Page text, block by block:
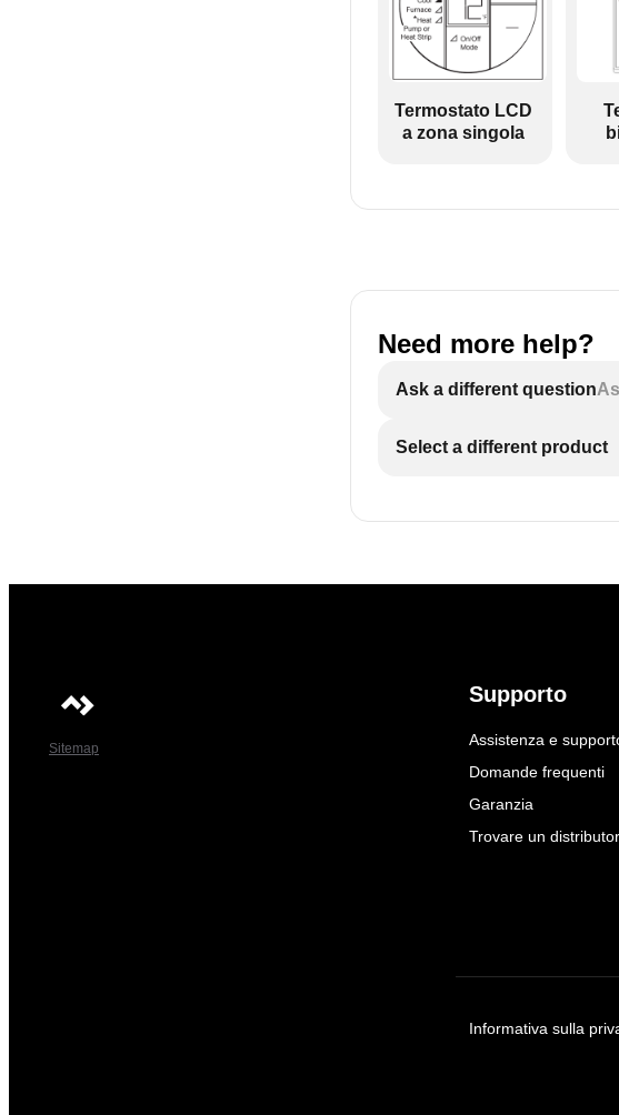
Termostato LCD
a zona singola
Need more help?
Ask a different question
Select a different product
Sitemap
Supporto
Assistenza e
Domande frequenti
Garanzia
Trovare un
Informativa sulla